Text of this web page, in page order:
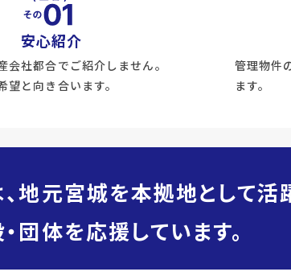
安心紹介
会社都合でご紹介しません。
望と向き合います。
管理物件
ます。
地元宮城を本拠地として活
団体を応援しています。